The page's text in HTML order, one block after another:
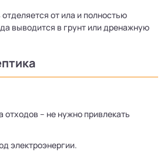
от ила и полностью
выводится в грунт или дренажную
отходов – не нужно привлекать
электроэнергии.